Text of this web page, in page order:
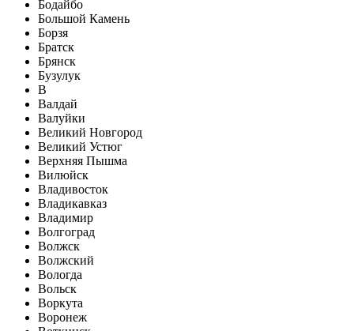
Бодайбо
Большой Камень
Борзя
Братск
Брянск
Бузулук
В
Валдай
Валуйки
Великий Новгород
Великий Устюг
Верхняя Пышма
Вилюйск
Владивосток
Владикавказ
Владимир
Волгоград
Волжск
Волжский
Вологда
Вольск
Воркута
Воронеж